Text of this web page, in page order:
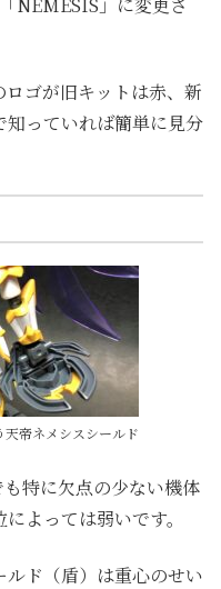
ゴが旧キットは赤、新
っていれば簡単に見分
帝ネメシスシールド
特に欠点の少ない機体
よっては弱いです。
ド（盾）は重心のせい